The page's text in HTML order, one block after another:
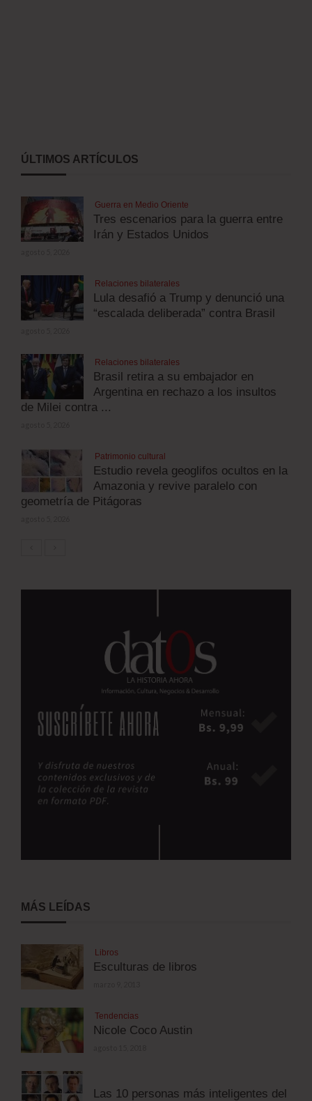
ÚLTIMOS ARTÍCULOS
Guerra en Medio Oriente
Tres escenarios para la guerra entre
Irán y Estados Unidos
Relaciones bilaterales
Lula desafió a Trump y denunció una
“escalada deliberada” contra Brasil
Relaciones bilaterales
Brasil retira a su embajador en
Argentina en rechazo a los insultos
de Milei contra ...
Patrimonio cultural
Estudio revela geoglifos ocultos en la
Amazonia y revive paralelo con
geometría de Pitágoras
MÁS LEÍDAS
Libros
Esculturas de libros
Tendencias
Nicole Coco Austin
Las 10 personas más inteligentes del